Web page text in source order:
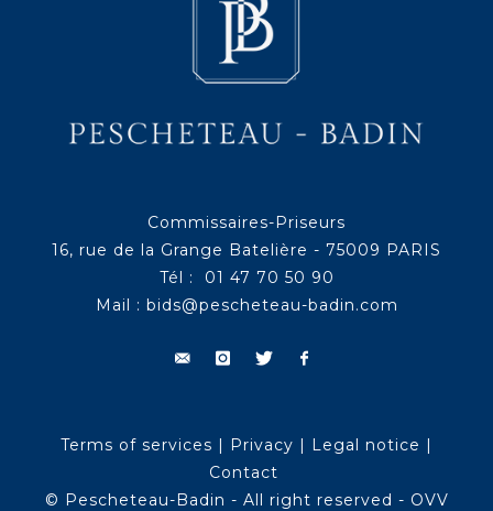
Commissaires-Priseurs
16, rue de la Grange Batelière - 75009 PARIS
Tél : 01 47 70 50 90
Mail : bids@pescheteau-badin.com
Terms of services | Privacy | Legal notice |
Contact
© Pescheteau-Badin - All right reserved - OVV